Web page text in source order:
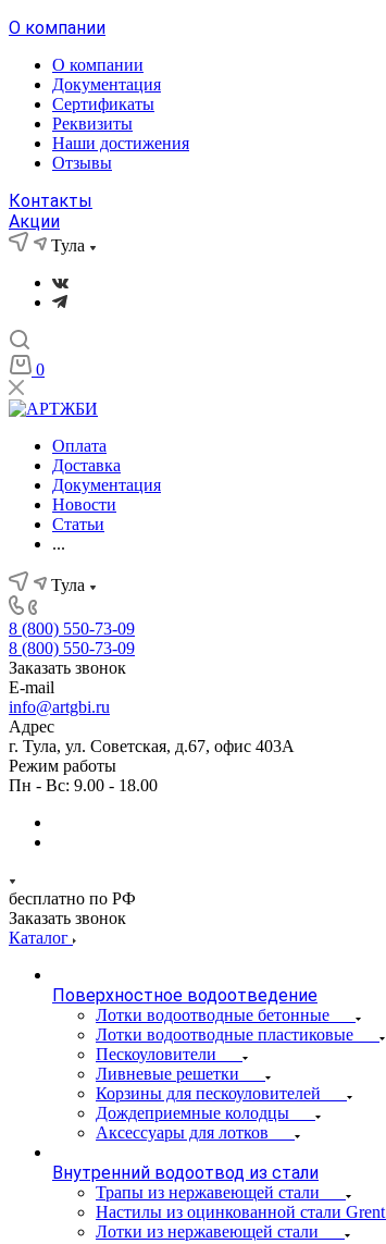
О компании
О компании
Документация
Сертификаты
Реквизиты
Наши достижения
Отзывы
Контакты
Акции
Тула
0
Оплата
Доставка
Документация
Новости
Статьи
...
Тула
8 (800) 550-73-09
8 (800) 550-73-09
Заказать звонок
E-mail
info@artgbi.ru
Адрес
г. Тула, ул. Советская, д.67, офис 403А
Режим работы
Пн - Вс: 9.00 - 18.00
бесплатно по РФ
Заказать звонок
Каталог
Поверхностное водоотведение
Лотки водоотводные бетонные
Лотки водоотводные пластиковые
Пескоуловители
Ливневые решетки
Корзины для пескоуловителей
Дождеприемные колодцы
Аксессуары для лотков
Внутренний водоотвод из стали
Трапы из нержавеющей стали
Настилы из оцинкованной стали Grent
Лотки из нержавеющей стали